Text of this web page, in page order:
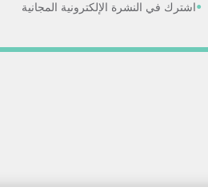
اشترك في النشرة الإلكترونية المجانية